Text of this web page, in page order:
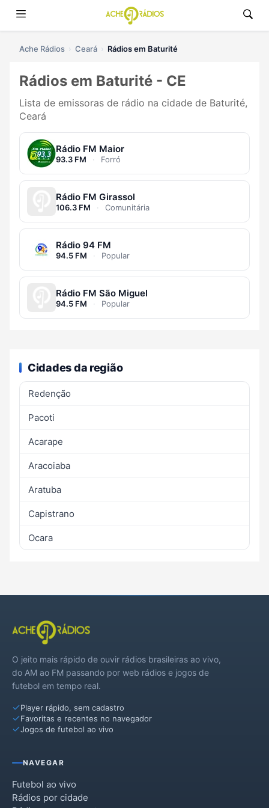
Ache Rádios Ceará Rádios em Baturité
Rádios em Baturité - CE
Lista de emissoras de rádio na cidade de Baturité,
Ceará
Rádio FM Maior
93.3 FM · Forró
Rádio FM Girassol
106.3 FM · Comunitária
Rádio 94 FM
94.5 FM · Popular
Rádio FM São Miguel
94.5 FM · Popular
Cidades da região
Redenção
Pacoti
Acarape
Aracoiaba
Aratuba
Capistrano
Ocara
O jeito mais rápido de ouvir rádios brasileiras ao vivo,
do AM ao FM passando por web rádios e jogos de
futebol em tempo real.
Player rápido, sem cadastro
Favoritas e recentes no navegador
Jogos de futebol ao vivo
NAVEGAR
Futebol ao vivo
Rádios por cidade